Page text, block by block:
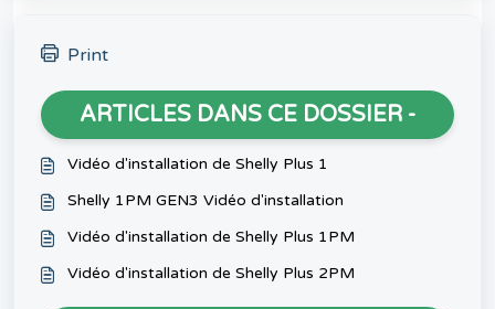
Print
ARTICLES DANS CE DOSSIER -
Vidéo d'installation de Shelly Plus 1
Shelly 1PM GEN3 Vidéo d'installation
Vidéo d'installation de Shelly Plus 1PM
Vidéo d'installation de Shelly Plus 2PM